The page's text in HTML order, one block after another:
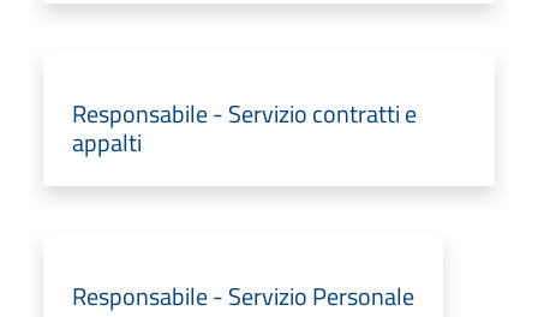
Responsabile - Servizio contratti e
appalti
Responsabile - Servizio Personale